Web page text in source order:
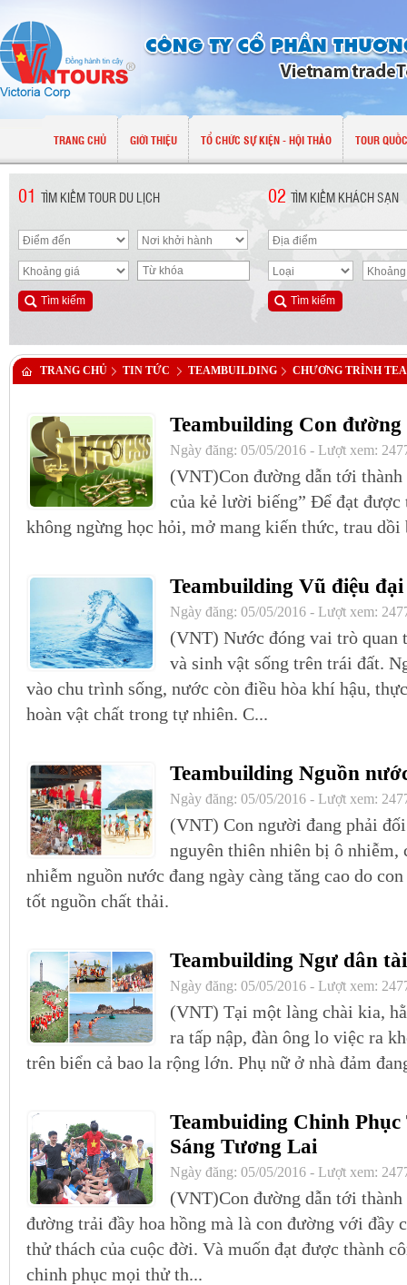
TRANG CHỦ GIỚI THIỆU TỔ CHỨC SỰ KIỆN - HỘI THẢO TOUR
01 TÌM KIẾM TOUR DU LỊCH 02 TÌM KIẾM KHÁCH SẠN
TRANG CHỦ TIN TỨC TEAMBUILDING CHƯƠNG TRÌNH
Teambuilding Con
Ngày đăng: 05/05/2016 - Lượt xem:
(VNT)Con đường dẫn tới thành
của kẻ lười biếng” Để đạt được
không ngừng học hỏi, mở mang kiến thức, trau dồi
Teambuilding Vũ điệu
Ngày đăng: 05/05/2016 - Lượt xem:
(VNT) Nước đóng vai trò quan
và sinh vật sống trên trái đất.
vào chu trình sống, nước còn điều hòa khí hậu,
hoàn vật chất trong tự nhiên. C...
Teambuilding Nguồn
Ngày đăng: 05/05/2016 - Lượt xem:
(VNT) Con người đang phải
nguyên thiên nhiên bị ô nhiễm,
nhiễm nguồn nước đang ngày càng tăng cao do
tốt nguồn chất thải.
Teambuilding Ngư dân
Ngày đăng: 05/05/2016 - Lượt xem:
(VNT) Tại một làng chài kia,
ra tấp nập, đàn ông lo việc ra
trên biển cả bao la rộng lớn. Phụ nữ ở nhà đảm
Teambuiding Chinh
Sáng Tương Lai
Ngày đăng: 05/05/2016 - Lượt xem:
(VNT)Con đường dẫn tới
đường trải đầy hoa hồng mà là con đường với đầy
thử thách của cuộc đời. Và muốn đạt được thành
chinh phục mọi thử th...